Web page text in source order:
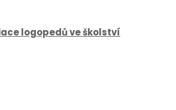
logopedů ve školství